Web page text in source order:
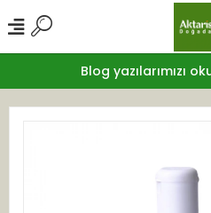
Blog yazılarımızı